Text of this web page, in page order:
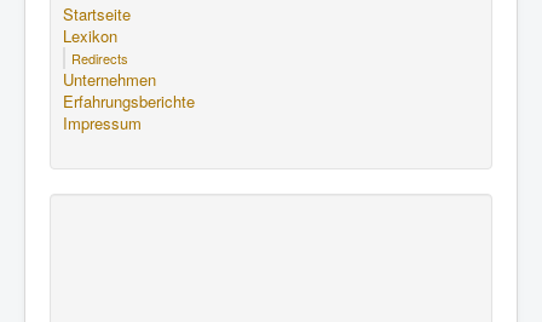
Startseite
Lexikon
Redirects
Unternehmen
Erfahrungsberichte
Impressum